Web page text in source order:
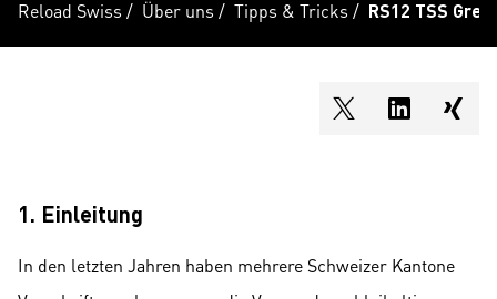
Reload Swiss / Über uns / Tipps & Tricks / RS12 TSS
shareOntwitter
1. Einleitung
In den letzten Jahren haben mehrere Schweizer Kantone